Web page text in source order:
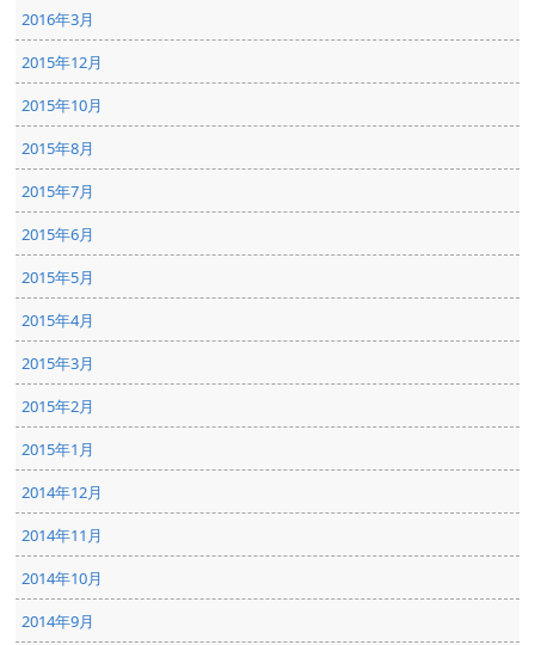
2016年3月
2015年12月
2015年10月
2015年8月
2015年7月
2015年6月
2015年5月
2015年4月
2015年3月
2015年2月
2015年1月
2014年12月
2014年11月
2014年10月
2014年9月